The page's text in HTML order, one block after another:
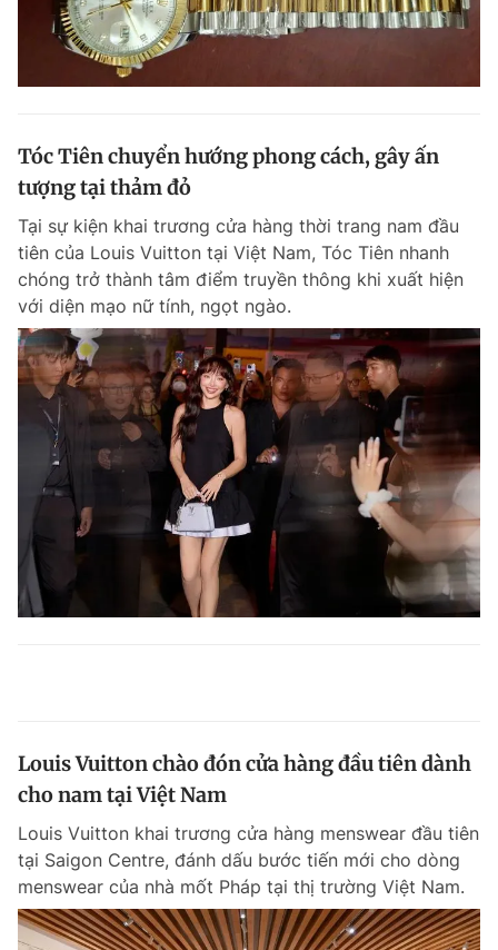
Tóc Tiên chuyển hướng phong cách, gây ấn
tượng tại thảm đỏ
Tại sự kiện khai trương cửa hàng thời trang nam đầu
tiên của Louis Vuitton tại Việt Nam, Tóc Tiên nhanh
chóng trở thành tâm điểm truyền thông khi xuất hiện
với diện mạo nữ tính, ngọt ngào.
Louis Vuitton chào đón cửa hàng đầu tiên dành
cho nam tại Việt Nam
Louis Vuitton khai trương cửa hàng menswear đầu tiên
tại Saigon Centre, đánh dấu bước tiến mới cho dòng
menswear của nhà mốt Pháp tại thị trường Việt Nam.